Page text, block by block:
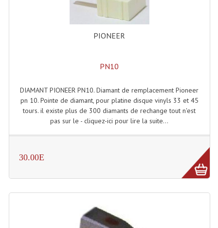
Meubles DJ
Rack 19" PRO Betonex
Sac Trolley De Transport
Sacs & Housses De Transport
Valises Pour Clavier
Rack 19 Pouces Multiplis
Machines À Fumées
Effets Projection Et Jet De CO2
PIONEER
PN10
DIAMANT PIONEER PN10. Diamant de remplacement Pioneer
pn 10. Pointe de diamant, pour platine disque vinyls 33 et 45
tours. il existe plus de 300 diamants de rechange tout n'est
pas sur le - cliquez-ici pour lire la suite...
30.00E